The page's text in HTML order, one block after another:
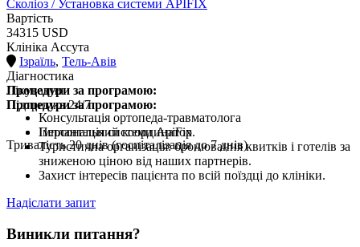
Сколіоз / Установка системи APIFIX
Вартість
34315 USD
Клініка Ассута
Ізраїль, Тель-Авів
Діагностика
Процедури за програмою:
Консультація ортопеда-травматолога
Тривалість 20 днів (госпіталізація до 7 днів)
Лікування
Процедури за програмою:
Імплантація системи ApiFix
Підтримка 24/7
Персональний координатор.
Туристична організація: бронювання квитків і готелів за
зниженою ціною від наших партнерів.
Захист інтересів пацієнта по всій поїздці до клініки.
Надіслати запит
Виникли питання?